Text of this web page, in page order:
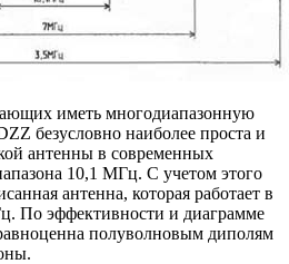
иметь многодиапазонную
безусловно наиболее проста и
антенны в современных
10,1 МГц. С учетом этого
антенна, которая работает в
По эффективности и диаграмме
полуволновым диполям